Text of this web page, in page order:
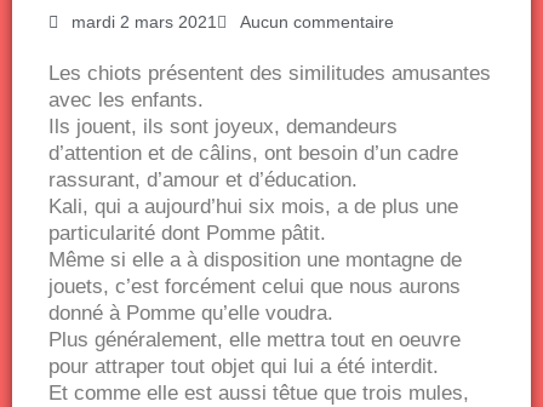
mardi 2 mars 2021 Aucun commentaire
Les chiots présentent des similitudes amusantes
avec les enfants.
Ils jouent, ils sont joyeux, demandeurs
d’attention et de câlins, ont besoin d’un cadre
rassurant, d’amour et d’éducation.
Kali, qui a aujourd’hui six mois, a de plus une
particularité dont Pomme pâtit.
Même si elle a à disposition une montagne de
jouets, c’est forcément celui que nous aurons
donné à Pomme qu’elle voudra.
Plus généralement, elle mettra tout en oeuvre
pour attraper tout objet qui lui a été interdit.
Et comme elle est aussi têtue que trois mules,